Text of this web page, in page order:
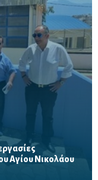
Αγίου Νικολάου
Γιαννάκου»
σχολική χρονιά –
και...